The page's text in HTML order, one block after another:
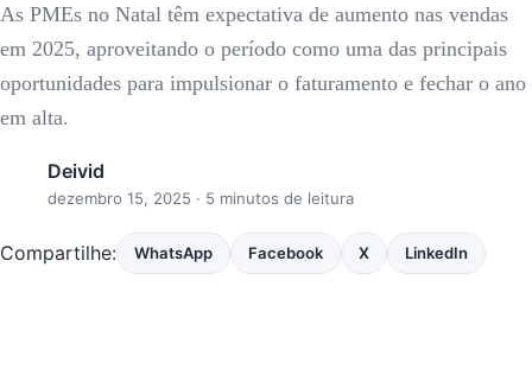
As PMEs no Natal têm expectativa de aumento nas vendas
em 2025, aproveitando o período como uma das principais
oportunidades para impulsionar o faturamento e fechar o ano
em alta.
Deivid
dezembro 15, 2025 · 5 minutos de leitura
Compartilhe: WhatsApp Facebook X LinkedIn